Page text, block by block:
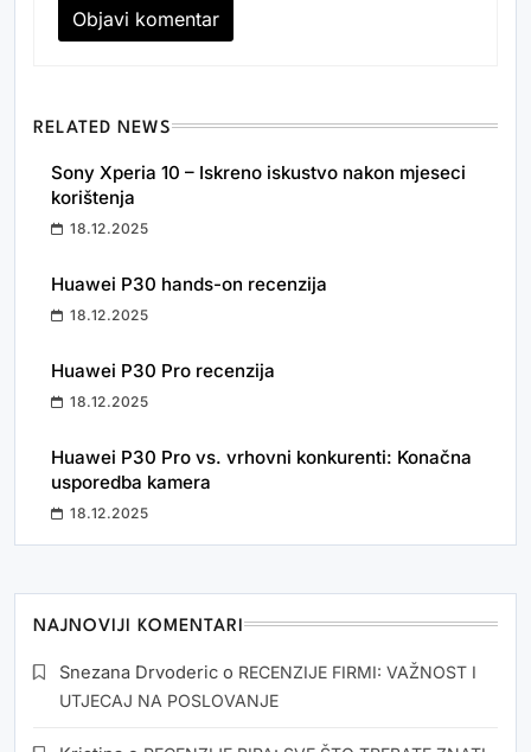
RELATED NEWS
Sony Xperia 10 – Iskreno iskustvo nakon mjeseci
korištenja
18.12.2025
Huawei P30 hands-on recenzija
18.12.2025
Huawei P30 Pro recenzija
18.12.2025
Huawei P30 Pro vs. vrhovni konkurenti: Konačna
usporedba kamera
18.12.2025
NAJNOVIJI KOMENTARI
Snezana Drvoderic o RECENZIJE FIRMI: VAŽNOST I
UTJECAJ NA POSLOVANJE